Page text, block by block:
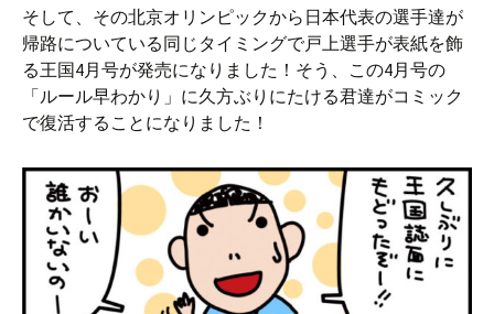
そして、その北京オリンピックから日本代表の選手達が
帰路についている同じタイミングで戸上選手が表紙を飾
る王国4月号が発売になりました！そう、この4月号の
「ルール早わかり」に久方ぶりにたける君達がコミック
で復活することになりました！